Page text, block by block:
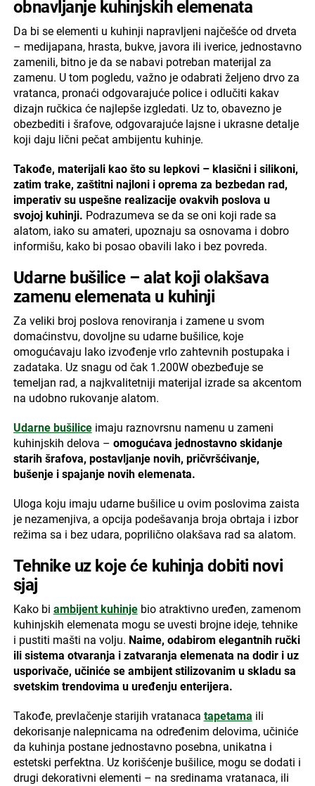
obnavljanje kuhinjskih elemenata
Da bi se elementi u kuhinji napravljeni najčešće od drveta
– medijapana, hrasta, bukve, javora ili iverice, jednostavno
zamenili, bitno je da se nabavi potreban materijal za
zamenu. U tom pogledu, važno je odabrati željeno drvo za
vratanca, pronaći odgovarajuće police i odlučiti kakav
dizajn ručkica će najlepše izgledati. Uz to, obavezno je
obezbediti i šrafove, odgovarajuće lajsne i ukrasne detalje
koji daju lični pečat ambijentu kuhinje.
Takođe, materijali kao što su lepkovi – klasični i silikoni,
zatim trake, zaštitni najloni i oprema za bezbedan rad,
imperativ su uspešne realizacije ovakvih poslova u
svojoj kuhinji. Podrazumeva se da se oni koji rade sa
alatom, iako su amateri, upoznaju sa osnovama i dobro
informišu, kako bi posao obavili lako i bez povreda.
Udarne bušilice – alat koji olakšava
zamenu elemenata u kuhinji
Za veliki broj poslova renoviranja i zamene u svom
domaćinstvu, dovoljne su udarne bušilice, koje
omogućavaju lako izvođenje vrlo zahtevnih postupaka i
zadataka. Uz snagu od čak 1.200W obezbeđuje se
temeljan rad, a najkvalitetniji materijal izrade sa akcentom
na udobno rukovanje alatom.
Udarne bušiliceimaju raznovrsnu namenu u zameni
kuhinjskih delova – omogućava jednostavno skidanje
starih šrafova, postavljanje novih, pričvršćivanje,
bušenje i spajanje novih elemenata.
Uloga koju imaju udarne bušilice u ovim poslovima zaista
je nezamenjiva, a opcija podešavanja broja obrtaja i izbor
režima sa i bez udara, poprilično olakšava rad sa alatom.
Tehnike uz koje će kuhinja dobiti novi
sjaj
Kako bi ambijent kuhinjebio atraktivno uređen, zamenom
kuhinjskih elemenata mogu se uvesti brojne ideje, tehnike
i pustiti mašti na volju. Naime, odabirom elegantnih ručki
ili sistema otvaranja i zatvaranja elemenata na dodir i uz
usporivače, učiniće se ambijent stilizovanim u skladu sa
svetskim trendovima u uređenju enterijera.
Takođe, prevlačenje starijih vratanaca tapetama ili
dekorisanje nalepnicama na određenim delovima, učiniće
da kuhinja postane jednostavno posebna, unikatna i
estetski perfektna. Uz korišćenje bušilice, mogu se dodati i
drugi dekorativni elementi – na sredinama vratanaca, ili